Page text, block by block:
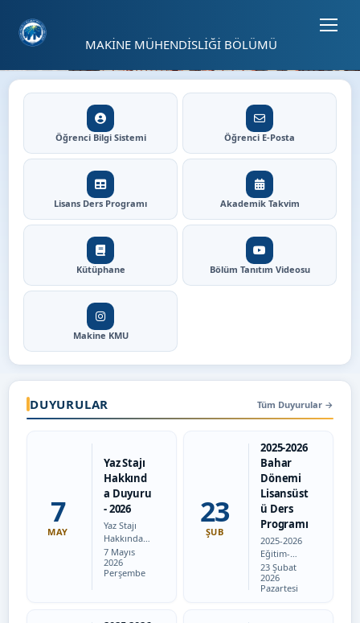
MAKİNE MÜHENDİSLİĞİ BÖLÜMÜ
Makine Mühendisliği
⏸ 01 04
Hızlı Erişim
Öğrenci Bilgi Sistemi Öğrenci E-Posta
Lisans Ders Programı Akademik Takvim
Kütüphane Bölüm Tanıtım Videosu
Makine KMU
DUYURULAR Tüm Duyurular →
7
MAY
Yaz Stajı
Hakkınd
a Duyuru
- 2026
Yaz Stajı
Hakkında
Duyuru
2025-2026
Bahar
Tarih:
7 Mayıs
2026
Perşembe
23
ŞUB
2025-2026
Bahar
Dönemi
Lisansüst
ü Ders
Programı
2025-2026
Eğitim-
Öğretim
Yılı bahar
dönemine
Tarih:
23 Şubat
2026
Pazartesi